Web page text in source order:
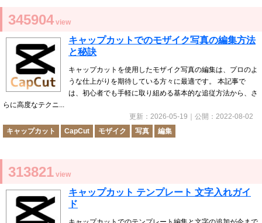
345904 view
キャップカットでのモザイク写真の編集方法
と秘訣
キャップカットを使用したモザイク写真の編集は、プロのよ
うな仕上がりを期待している方々に最適です。 本記事で
は、初心者でも手軽に取り組める基本的な追従方法から、さ
らに高度なテクニ...
更新： 2026-05-19 ｜公開： 2022-08-02
キャップカット
CapCut モザイク 写真 編集
313821 view
キャップカット テンプレート 文字入れガイ
ド